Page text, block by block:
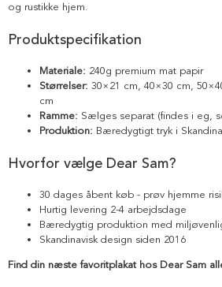
og rustikke hjem.
Produktspecifikation
Materiale: 240g premium mat papir
Størrelser: 30×21 cm, 40×30 cm,
cm
Ramme: Sælges separat (findes i eg,
Produktion: Bæredygtigt tryk i
Hvorfor vælge Dear Sam?
30 dages åbent køb - prøv hjemme
Hurtig levering 2-4 arbejdsdage
Bæredygtig produktion med
Skandinavisk design siden 2016
Find din næste favoritplakat hos Dear Sam